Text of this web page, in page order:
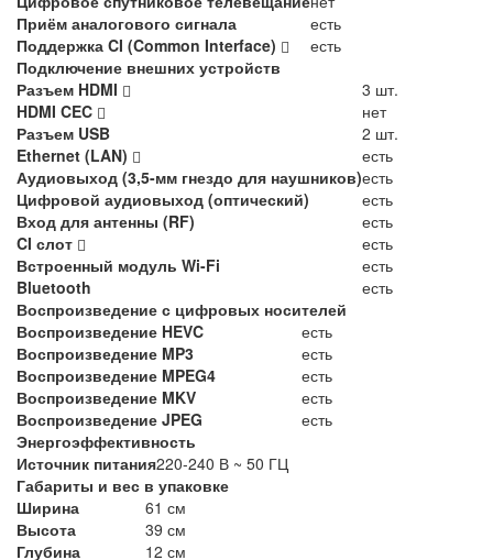
Приём аналогового сигнала
есть
Поддержка CI (Common Interface)
есть
Подключение внешних устройств
Разъем HDMI
3 шт.
HDMI CEC
нет
Разъем USB
2 шт.
Ethernet (LAN)
есть
Аудиовыход (3,5-мм гнездо для наушников)есть
Цифровой аудиовыход (оптический)
есть
Вход для антенны (RF)
есть
CI слот
есть
Встроенный модуль Wi-Fi
есть
Bluetooth
есть
Воспроизведение с цифровых носителей
Воспроизведение HEVC
есть
Воспроизведение MP3
есть
Воспроизведение MPEG4
есть
Воспроизведение MKV
есть
Воспроизведение JPEG
есть
Энергоэффективность
Источник питания220-240 В ~ 50 ГЦ
Габариты и вес в упаковке
Ширина
61 см
Высота
39 см
Глубина
12 см